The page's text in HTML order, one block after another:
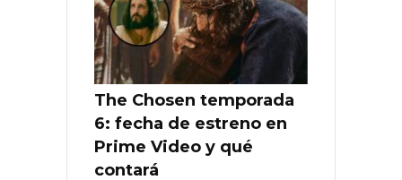
The Chosen temporada
6: fecha de estreno en
Prime Video y qué
contará